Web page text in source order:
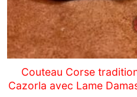
Couteau Corse
Cazorla avec Lame